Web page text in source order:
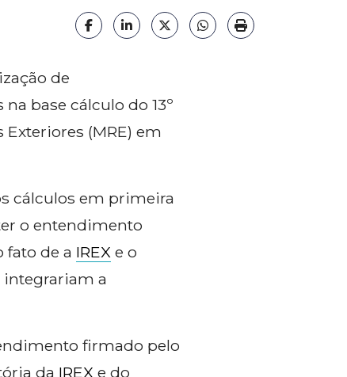
FacebookLinkedInX (formerly Twitter)
Imprimir
de
base cálculo do 13º
(MRE) em
cálculos em primeira
o entendimento
fato de a IREXe o
integrariam a
firmado pelo
da IREXe do